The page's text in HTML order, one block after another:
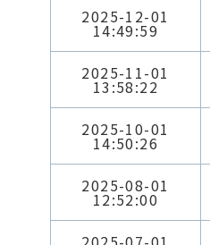
2025-12-01
14:49:59
2025-11-01
13:58:22
2025-10-01
14:50:26
2025-08-01
12:52:00